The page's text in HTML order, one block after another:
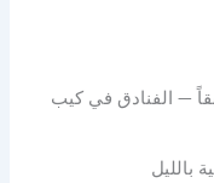
— الفنادق في كيب
بالليل